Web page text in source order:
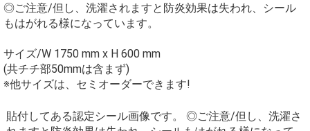
◎ご注意/但し、洗濯されますと防炎効果は失われ、シール
もはがれる様になっています。
サイズ/W 1750 mm x H 600 mm
(共チチ部50mmは含まず)
※他サイズは、セミオーダーできます!
貼付してある認定シール画像です。 ◎ご注意/但し、洗濯さ